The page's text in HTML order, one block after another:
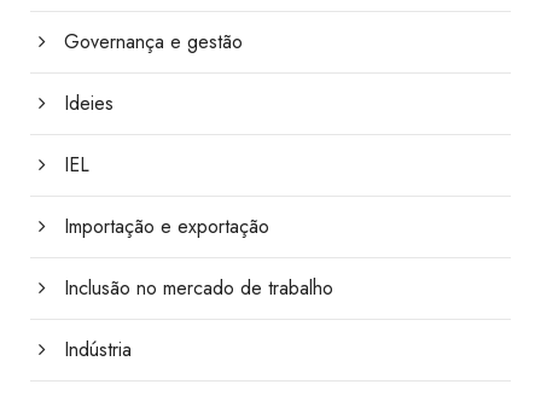
Governança e gestão
Ideies
IEL
Importação e exportação
Inclusão no mercado de trabalho
Indústria